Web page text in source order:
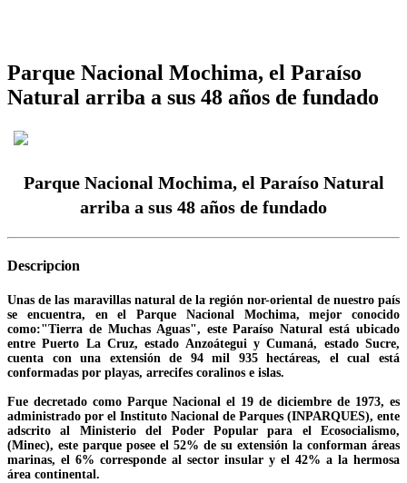
Parque Nacional Mochima, el Paraíso
Natural arriba a sus 48 años de fundado
Parque Nacional Mochima, el Paraíso Natural
arriba a sus 48 años de fundado
Descripcion
Unas de las maravillas natural de la región nor-oriental de nuestro país
se encuentra, en el Parque Nacional Mochima, mejor conocido
como:"Tierra de Muchas Aguas", este Paraíso Natural está ubicado
entre Puerto La Cruz, estado Anzoátegui y Cumaná, estado Sucre,
cuenta con una extensión de 94 mil 935 hectáreas, el cual está
conformadas por playas, arrecifes coralinos e islas.
Fue decretado como Parque Nacional el 19 de diciembre de 1973, es
administrado por el Instituto Nacional de Parques (INPARQUES), ente
adscrito al Ministerio del Poder Popular para el Ecosocialismo,
(Minec), este parque posee el 52% de su extensión la conforman áreas
marinas, el 6% corresponde al sector insular y el 42% a la hermosa
área continental.